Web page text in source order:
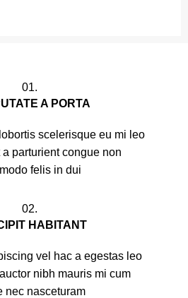
01.
A PORTA
scelerisque eu mi leo
parturient congue non
felis in dui
02.
HABITANT
vel hac a egestas leo
nibh mauris mi cum
nec nasceturam